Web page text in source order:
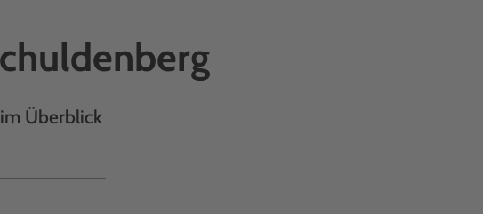
Überblick